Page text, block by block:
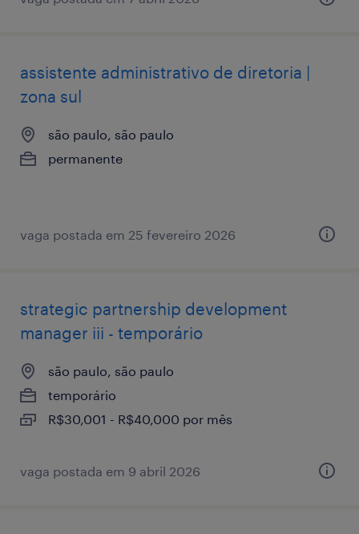
assistente administrativo de diretoria |
zona sul
são paulo, são paulo
permanente
vaga postada em 25 fevereiro 2026
strategic partnership development
manager iii - temporário
são paulo, são paulo
temporário
R$30,001 - R$40,000 por mês
vaga postada em 9 abril 2026